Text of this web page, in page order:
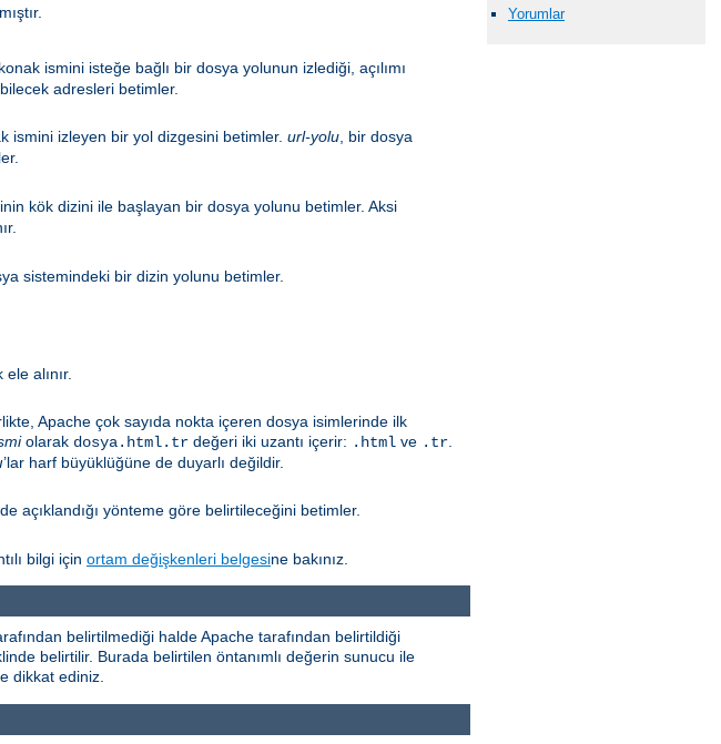
Yorumlar
ismini isteğe bağlı bir dosya yolunun izlediği, açılımı
adresleri betimler.
ismini izleyen bir yol dizgesini betimler. url-yolu , bir dosya
kök dizini ile başlayan bir dosya yolunu betimler. Aksi
sistemindeki bir dizin yolunu betimler.
alınır.
Apache çok sayıda nokta içeren dosya isimlerinde ilk
olarak dosya.html.tr değeri iki uzantı içerir: .html ve .tr
’lar harf büyüklüğüne de duyarlı değildir.
açıklandığı yönteme göre belirtileceğini betimler.
bilgi için ortam değişkenleri belgesine bakınız.
belirtilmediği halde Apache tarafından belirtildiği
belirtilir. Burada belirtilen öntanımlı değerin sunucu ile
dikkat ediniz.